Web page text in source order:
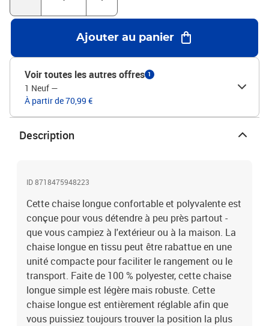
Ajouter au panier
Voir toutes les autres offres 1
1 Neuf —
À partir de 70,99 €
Description
ID 8718475948223
Cette chaise longue confortable et polyvalente est
conçue pour vous détendre à peu près partout -
que vous campiez à l'extérieur ou à la maison. La
chaise longue en tissu peut être rabattue en une
unité compacte pour faciliter le rangement ou le
transport. Faite de 100 % polyester, cette chaise
longue simple est légère mais robuste. Cette
chaise longue est entièrement réglable afin que
vous puissiez toujours trouver la position la plus